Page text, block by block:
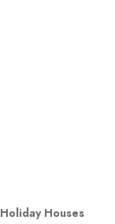
Holiday Houses